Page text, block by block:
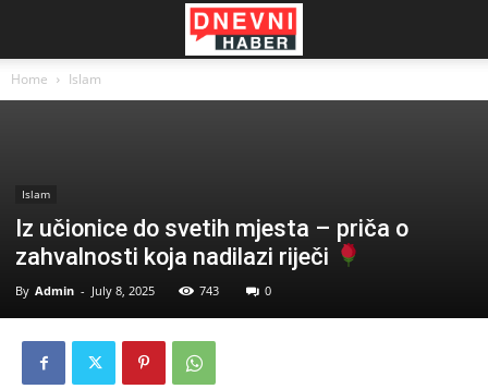
Home Islam
Islam
Iz učionice do svetih mjesta – priča o
zahvalnosti koja nadilazi riječi
By Admin - July 8, 2025 743 0